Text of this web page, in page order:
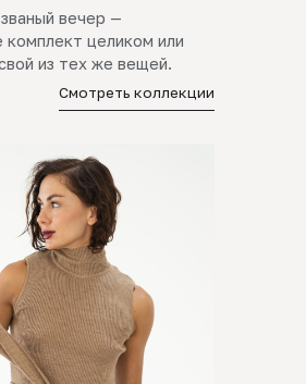
вечер —
комплект целиком или
из тех же вещей.
Смотреть коллекции